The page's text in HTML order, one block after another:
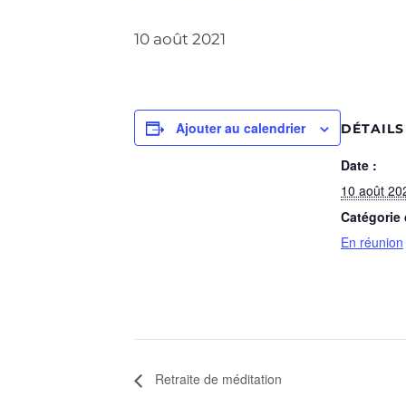
10 août 2021
Ajouter au calendrier DÉTAILS
Date :
10 août
Catégorie
En réunion
Retraite de méditation